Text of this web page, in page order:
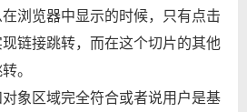
浏览器中显示的时候，只有点击
链接跳转，而在这个切片的其他
。
区域完全符合或者说用户是基